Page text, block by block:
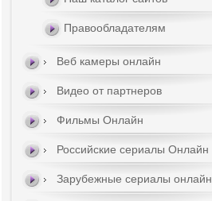
Правообладателям
Веб камеры онлайн
Видео от партнеров
Фильмы Онлайн
Российские сериалы Онлайн
Зарубежные сериалы онлайн